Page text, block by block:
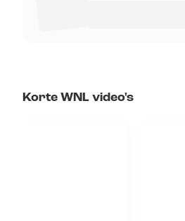
Korte WNL video's